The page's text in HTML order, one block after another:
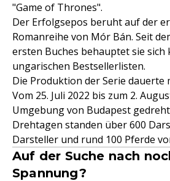
"Game of Thrones".
Der Erfolgsepos beruht auf der
Romanreihe von Mór Bán. Seit
ersten Buches behauptet sie
ungarischen Bestsellerlisten.
Die Produktion der Serie dauerte
Vom 25. Juli 2022 bis zum 2.
Umgebung von Budapest
Drehtagen standen über 600
Darsteller und rund 100 Pferde
Auf der Suche nach
Spannung?